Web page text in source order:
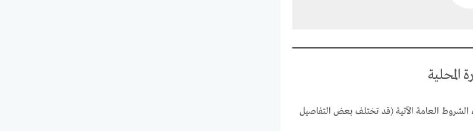
المحلية
العامة الآتية (قد تختلف بعض التفاصيل